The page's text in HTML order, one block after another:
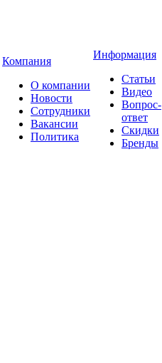
Компания
О компании
Новости
Сотрудники
Вакансии
Политика
Информация
Статьи
Видео
Вопрос-
ответ
Скидки
Бренды